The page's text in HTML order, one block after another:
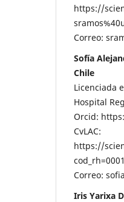
https://
Correo:
Sofía
Chile
Licenciada
Hospital
Orcid:
CvLAC:
https://
Correo:
Iris Yarixa